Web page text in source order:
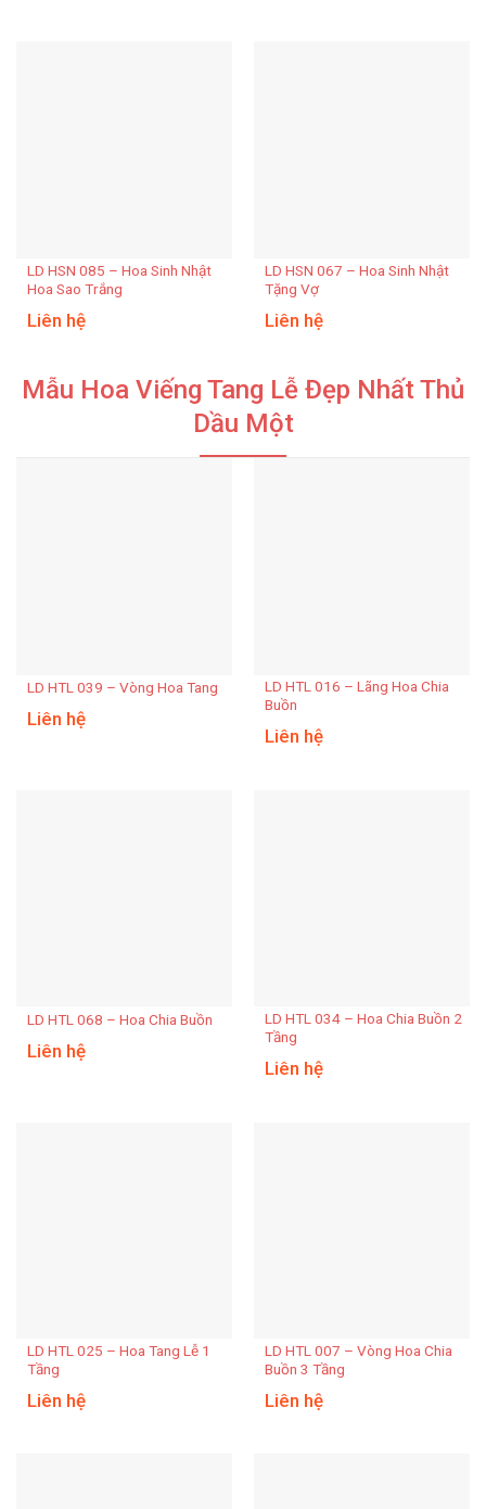
LD HSN 085 – Hoa Sinh Nhật
Hoa Sao Trắng
Liên hệ
LD HSN 067 – Hoa Sinh Nhật
Tặng Vợ
Liên hệ
Mẫu Hoa Viếng Tang Lễ Đẹp Nhất Thủ
Dầu Một
LD HTL 039 – Vòng Hoa Tang
Liên hệ
LD HTL 016 – Lãng Hoa Chia
Buồn
Liên hệ
LD HTL 068 – Hoa Chia Buồn
Liên hệ
LD HTL 034 – Hoa Chia Buồn 2
Tầng
Liên hệ
LD HTL 025 – Hoa Tang Lễ 1
Tầng
Liên hệ
LD HTL 007 – Vòng Hoa Chia
Buồn 3 Tầng
Liên hệ